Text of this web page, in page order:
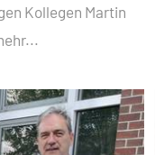
Kollegen Martin